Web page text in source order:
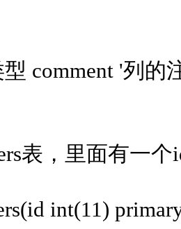
comment '列的
表，里面有一
int(11)